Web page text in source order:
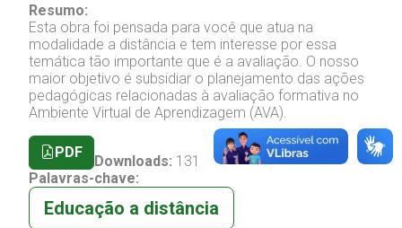
Resumo:
Esta obra foi pensada para você que atua na
modalidade a distância e tem interesse por essa
temática tão importante que é a avaliação. O nosso
maior objetivo é subsidiar o planejamento das ações
pedagógicas relacionadas à avaliação formativa no
Ambiente Virtual de Aprendizagem (AVA).
PDF
Downloads: 131
Palavras-chave:
Educação a distância